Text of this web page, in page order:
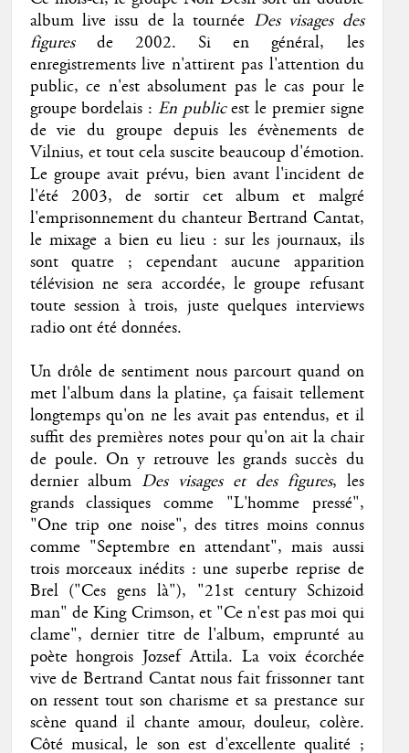
album live issu de la tournée Des visages des
figuresde 2002. Si en général, les
enregistrements live n'attirent pas l'attention du
public, ce n'est absolument pas le cas pour le
groupe bordelais : En publicest le premier signe
de vie du groupe depuis les évènements de
Vilnius, et tout cela suscite beaucoup d'émotion.
Le groupe avait prévu, bien avant l'incident de
l'été 2003, de sortir cet album et malgré
l'emprisonnement du chanteur Bertrand Cantat,
le mixage a bien eu lieu : sur les journaux, ils
sont quatre ; cependant aucune apparition
télévision ne sera accordée, le groupe refusant
toute session à trois, juste quelques interviews
radio ont été données.
Un drôle de sentiment nous parcourt quand on
met l'album dans la platine, ça faisait tellement
longtemps qu'on ne les avait pas entendus, et il
suffit des premières notes pour qu'on ait la chair
de poule. On y retrouve les grands succès du
dernier album Des visages et des figures, les
grands classiques comme "L'homme pressé",
"One trip one noise", des titres moins connus
comme "Septembre en attendant", mais aussi
trois morceaux inédits : une superbe reprise de
Brel ("Ces gens là"), "21st century Schizoid
man" de King Crimson, et "Ce n'est pas moi qui
clame", dernier titre de l'album, emprunté au
poète hongrois Jozsef Attila. La voix écorchée
vive de Bertrand Cantat nous fait frissonner tant
on ressent tout son charisme et sa prestance sur
scène quand il chante amour, douleur, colère.
Côté musical, le son est d'excellente qualité ;